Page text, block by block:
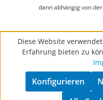
dann abhängig von
Diese Website
Erfahrung bieten zu
Konfigurieren